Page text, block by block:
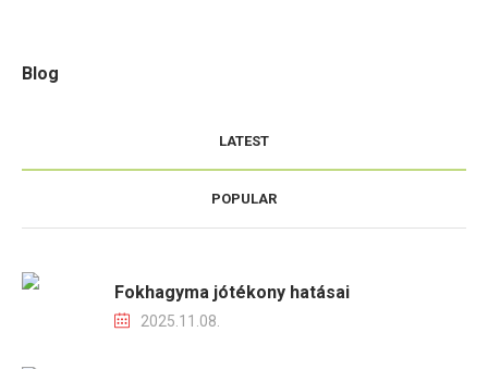
Blog
LATEST
POPULAR
Fokhagyma jótékony hatásai
2025.11.08.